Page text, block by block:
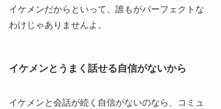
イケメンだからといって、誰もがパーフェクトな
わけじゃありませんよ。
イケメンとうまく話せる自信がないから
イケメンと会話が続く自信がないのなら、コミュ